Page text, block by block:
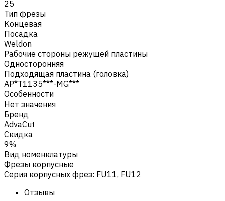
25
Тип фрезы
Концевая
Посадка
Weldon
Рабочие стороны режущей пластины
Односторонняя
Подходящая пластина (головка)
AP*T1135***-MG***
Особенности
Нет значения
Бренд
AdvaCut
Скидка
9%
Вид номенклатуры
Фрезы корпусные
Серия корпусных фрез: FU11, FU12
Отзывы